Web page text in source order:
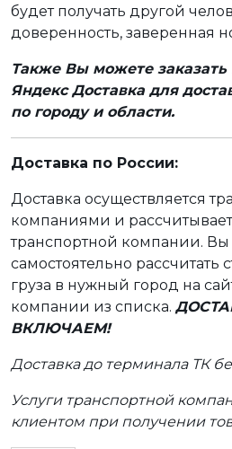
будет получать другой
доверенность, заверенная
Также Вы можете
Яндекс Доставка для
по городу и области.
Доставка по России:
Доставка осуществляется
компаниями и
транспортной компании.
самостоятельно рассчитать
груза в нужный город на
компании из списка.
ВКЛЮЧАЕМ!
Доставка до терминала ТК
Услуги транспортной
клиентом при получении